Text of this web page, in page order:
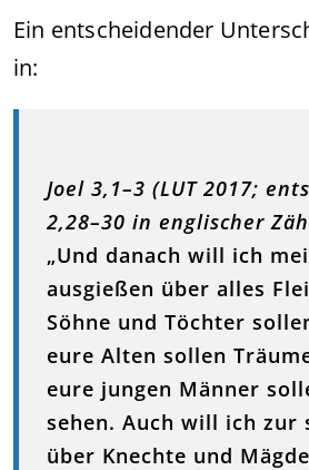
Ein entscheidender
in:
Joel 3,1–3 (LUT 2017;
2,28–30 in englischer
„Und danach will ich
ausgießen über alles
Söhne und Töchter
eure Alten sollen
eure jungen Männer
sehen. Auch will ich zur
über Knechte und